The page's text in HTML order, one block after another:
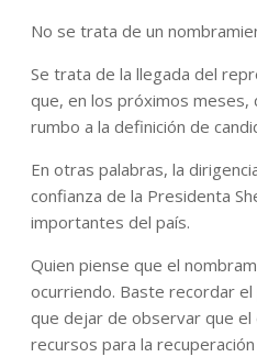
No se trata de un
Se trata de la llegada del
que, en los próximos meses,
rumbo a la definición de
En otras palabras, la
confianza de la Presidenta
importantes del país.
Quien piense que el
ocurriendo. Baste recordar el
que dejar de observar que
recursos para la